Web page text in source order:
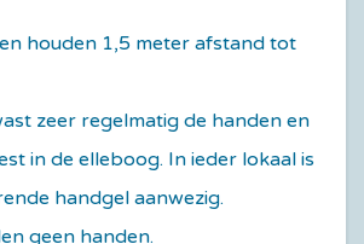
houden 1,5 meter afstand tot
zeer regelmatig de handen en
in de elleboog. In ieder lokaal is
handgel aanwezig.
geen handen.